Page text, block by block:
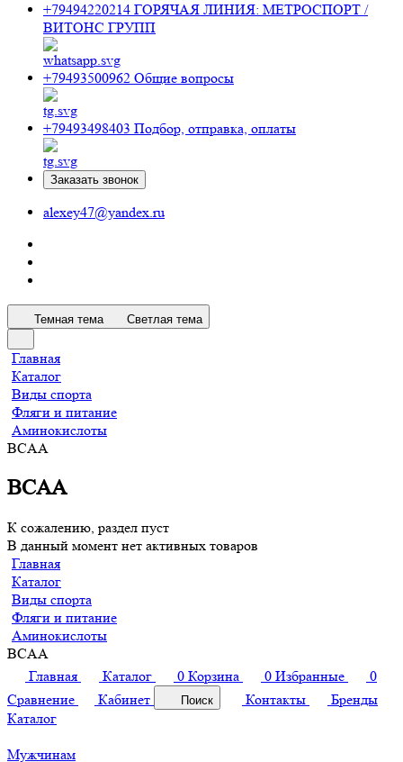
+79494220214 ГОРЯЧАЯ ЛИНИЯ: МЕТРОСПОРТ /
ВИТОНС ГРУПП
+79493500962 Общие вопросы
+79493498403 Подбор, отправка, оплаты
Заказать звонок
alexey47@yandex.ru
Темная тема Светлая тема
Главная
Каталог
Виды спорта
Фляги и питание
Аминокислоты
BCAA
BCAA
К сожалению, раздел пуст
В данный момент нет активных товаров
Главная
Каталог
Виды спорта
Фляги и питание
Аминокислоты
BCAA
Главная
Каталог 0 Корзина 0 Избранные
0
Сравнение
Кабинет Поиск Контакты
Бренды
Каталог
Мужчинам